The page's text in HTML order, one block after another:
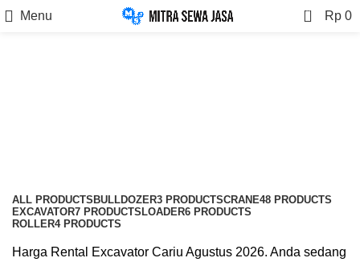
Menu 0 Rp 0
ALL PRODUCTS BULLDOZER3 PRODUCTSCRANE48 PRODUCTS
EXCAVATOR7 PRODUCTS LOADER6 PRODUCTS
ROLLER4 PRODUCTS
Harga Rental Excavator Cariu Agustus 2026. Anda sedang